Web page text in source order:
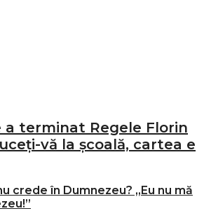
a terminat Regele Florin
vă la școală, cartea e
crede în Dumnezeu? „Eu nu mă